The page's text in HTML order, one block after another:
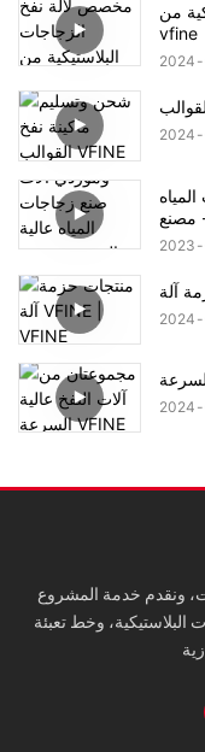
من
vfine
2024
2024
2023
2024
2024
ونقدم خدمة المشروع
البلاستيكية، وخط تعبئة